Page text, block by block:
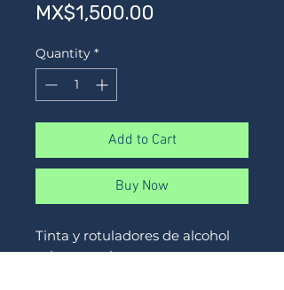
MX$1,500.00
Quantity *
Add to Cart
Buy Now
Tinta y rotuladores de alcohol
sobre papel